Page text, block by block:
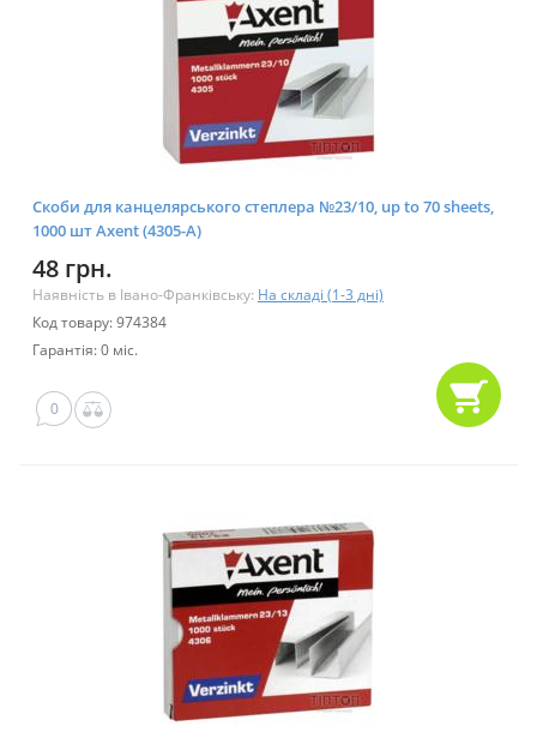
Скоби для канцелярського степлера №23/10, up to 70 sheets,
1000 шт Axent (4305-А)
48 грн.
Наявність в Івано-Франківську: На складі (1-3 дні)
Код товару: 974384
Гарантія: 0 міс.
0